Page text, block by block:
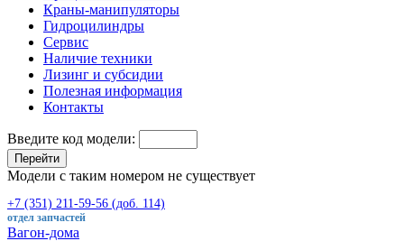
Краны-манипуляторы
Гидроцилиндры
Сервис
Наличие техники
Лизинг и субсидии
Полезная информация
Контакты
Введите код модели:
Перейти
Модели с таким номером не существует
+7 (351) 211-59-56 (доб. 114)
отдел запчастей
Вагон-дома